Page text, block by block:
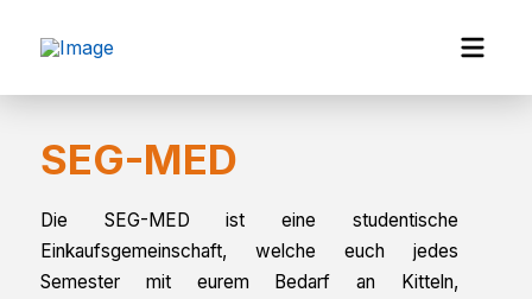
SEG-MED
Die SEG-MED ist eine studentische
Einkaufsgemeinschaft, welche euch jedes
Semester mit eurem Bedarf an Kitteln,